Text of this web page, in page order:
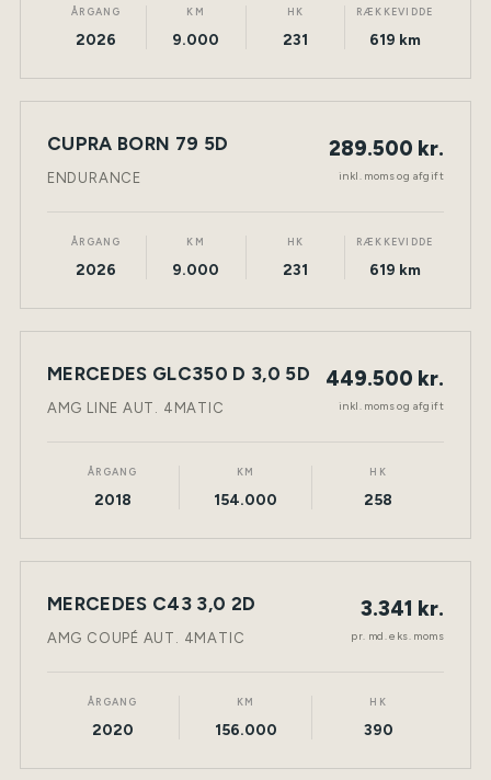
ÅRGANG
2026
KM
9.000
HK
231
RÆKKEVIDDE
619 km
NY BIL ELEKTRISK TØNDER
CUPRA BORN 79 5D
ENDURANCE
289.500 kr.
inkl. moms og afgift
ÅRGANG
2026
KM
9.000
HK
231
RÆKKEVIDDE
619 km
NY BIL DIESEL TØNDER
MERCEDES GLC350 D 3,0 5D
AMG LINE AUT. 4MATIC
449.500 kr.
inkl. moms og afgift
ÅRGANG
2018
KM
154.000
HK
258
LEASING NY BIL TØNDER
MERCEDES C43 3,0 2D
AMG COUPÉ AUT. 4MATIC
3.341 kr.
pr. md. eks. moms
ÅRGANG
2020
KM
156.000
HK
390